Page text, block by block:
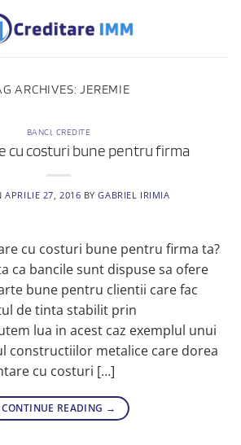
ARCHIVES:JEREMIE
BANCI, CREDITE
cu costuri bune pentru firma
APRILIE 27, 2016 BYGABRIEL IRIMIA
cu costuri bune pentru firma ta?
ca bancile sunt dispuse sa ofere
bune pentru clientii care fac
de tinta stabilit prin
lua in acest caz exemplul unui
constructiilor metalice care dorea
cu costuri […]
CONTINUE READING →